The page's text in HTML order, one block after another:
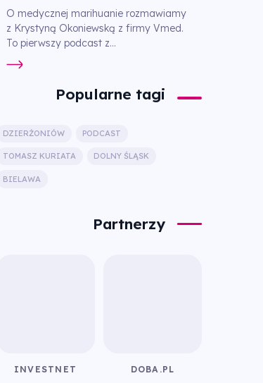
O medycznej marihuanie rozmawiamy
z Krystyną Okoniewską z firmy Vmed.
To pierwszy podcast z...
Popularne tagi
DZIERŻONIÓW PODCAST
TOMASZ KURIATA DOLNY ŚLĄSK
BIELAWA
Partnerzy
INVESTNET DOBA.PL